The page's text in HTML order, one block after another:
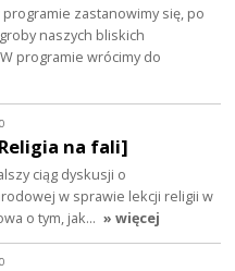
zastanowimy się, po
naszych bliskich
programie wrócimy do
na fali]
ciąg dyskusji o
w sprawie lekcji religii w
o tym, jak… » więcej